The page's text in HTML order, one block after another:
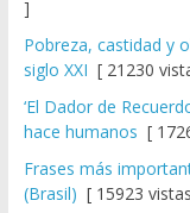
]
Pobreza, castidad y
siglo XXI [ 21230
‘El Dador de
hace humanos [
Frases más
(Brasil) [ 15923